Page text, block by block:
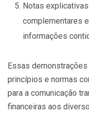
Notas
complementares
informações
Essas
princípios e normas
para a comunicação
financeiras aos